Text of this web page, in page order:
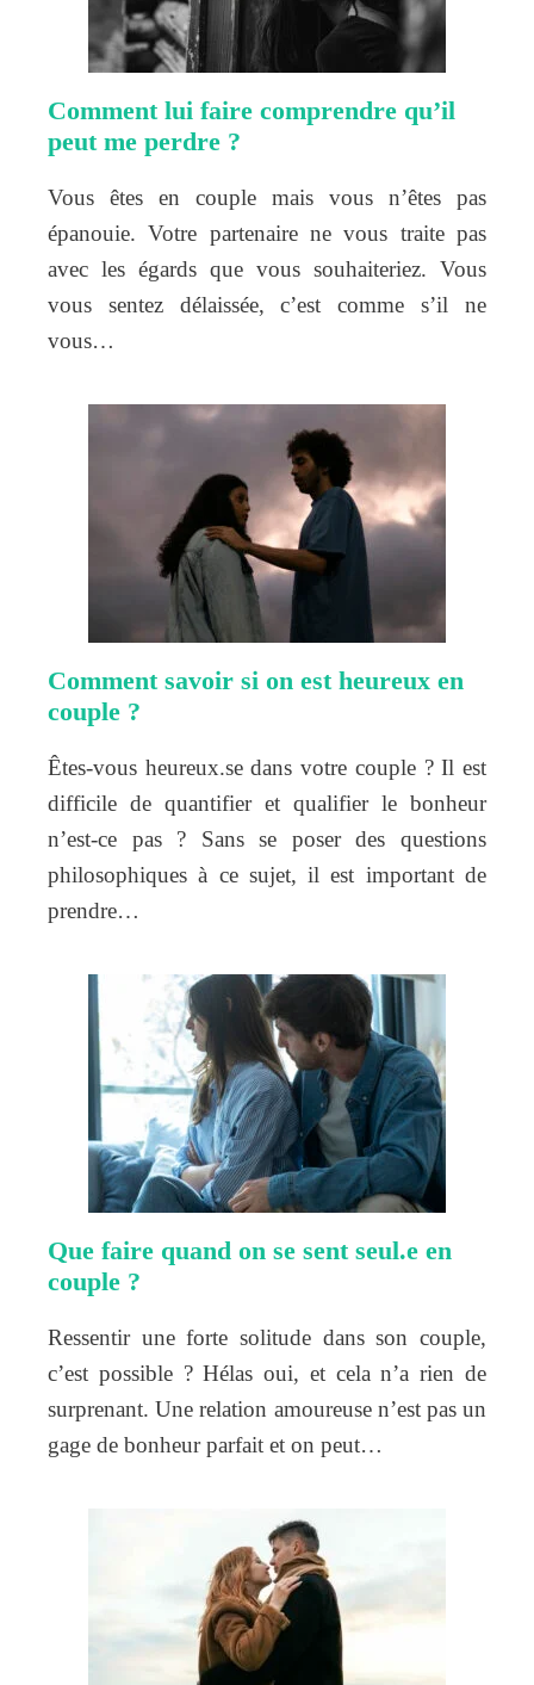
Comment lui faire comprendre qu’il
peut me perdre ?
Vous êtes en couple mais vous n’êtes pas
épanouie. Votre partenaire ne vous traite pas
avec les égards que vous souhaiteriez. Vous
vous sentez délaissée, c’est comme s’il ne
vous…
Comment savoir si on est heureux en
couple ?
Êtes-vous heureux.se dans votre couple ? Il est
difficile de quantifier et qualifier le bonheur
n’est-ce pas ? Sans se poser des questions
philosophiques à ce sujet, il est important de
prendre…
Que faire quand on se sent seul.e en
couple ?
Ressentir une forte solitude dans son couple,
c’est possible ? Hélas oui, et cela n’a rien de
surprenant. Une relation amoureuse n’est pas un
gage de bonheur parfait et on peut…